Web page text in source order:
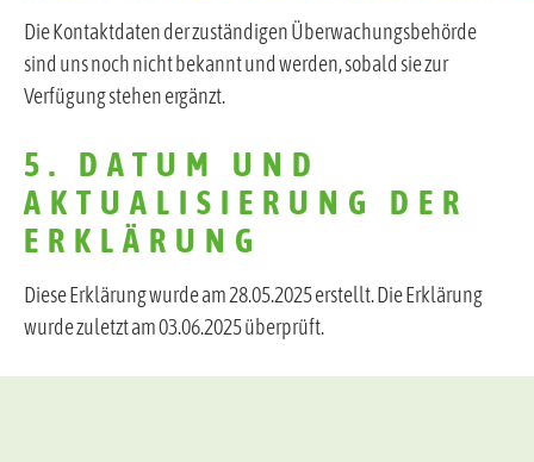
Die Kontaktdaten der zuständigen Überwachungsbehörde
sind uns noch nicht bekannt und werden, sobald sie zur
Verfügung stehen ergänzt.
5. DATUM UND
AKTUALISIERUNG DER
ERKLÄRUNG
Diese Erklärung wurde am 28.05.2025 erstellt. Die Erklärung
wurde zuletzt am 03.06.2025 überprüft.